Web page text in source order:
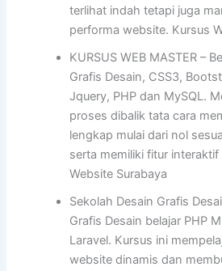
terlihat indah tetapi juga
performa website. Kursus
KURSUS WEB MASTER –
Grafis Desain, CSS3,
Jquery, PHP dan MySQL.
proses dibalik tata cara
lengkap mulai dari nol
serta memiliki fitur
Website Surabaya
Sekolah Desain Grafis
Grafis Desain belajar PHP
Laravel. Kursus ini
website dinamis dan